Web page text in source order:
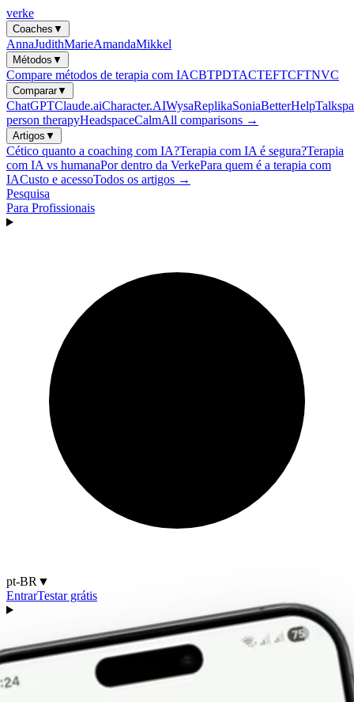
verke
Coaches ▼
AnnaJudithMarieAmandaMikkel
Métodos ▼
Compare métodos de terapia com IACBTPDTACTEFTCFTNVC
Comparar▼
ChatGPTClaude.aiCharacter.AIWysaReplikaSoniaBetterHelp
person therapyHeadspaceCalmAll comparisons →
Artigos ▼
Cético quanto a coaching com IA?Terapia com IA é segura?Terapia
com IA vs humanaPor dentro da VerkePara quem é a terapia com
IACusto e acessoTodos os artigos →
Pesquisa
Para Profissionais
pt-BR ▼
EntrarTestar grátis